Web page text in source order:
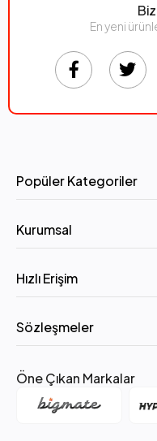
En yeni
Popüler Kategoriler
Kurumsal
Hızlı Erişim
Sözleşmeler
Öne Çıkan Markalar